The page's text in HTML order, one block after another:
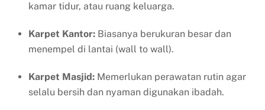
kamar tidur, atau ruang keluarga.
Karpet Kantor: Biasanya berukuran besar dan
menempel di lantai (wall to wall).
Karpet Masjid: Memerlukan perawatan rutin agar
selalu bersih dan nyaman digunakan ibadah.